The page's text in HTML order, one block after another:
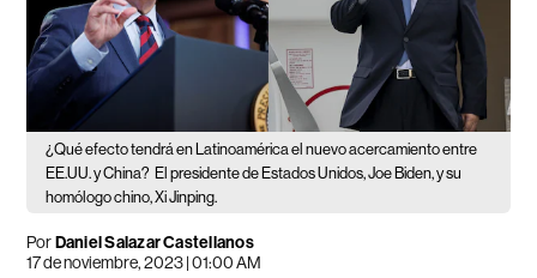
¿Qué efecto tendrá en Latinoamérica el nuevo acercamiento entre
EE.UU. y China? El presidente de Estados Unidos, Joe Biden, y su
homólogo chino, Xi Jinping.
PorDaniel Salazar Castellanos
17 de noviembre, 2023 | 01:00 AM